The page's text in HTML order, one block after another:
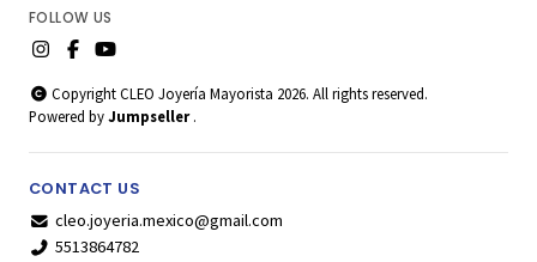
FOLLOW US
Copyright CLEO Joyería Mayorista 2026. All rights reserved.
Powered byJumpseller .
CONTACT US
cleo.joyeria.mexico@gmail.com
5513864782